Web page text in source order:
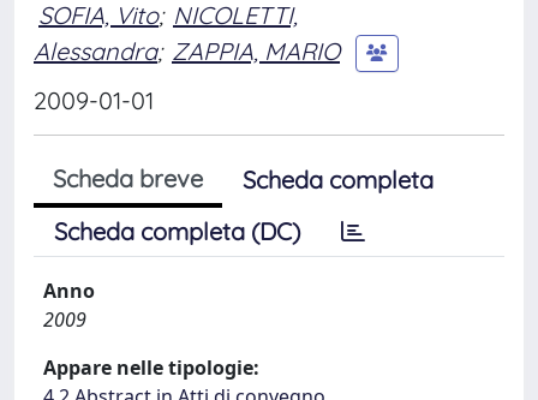
SOFIA, Vito; NICOLETTI,
Alessandra; ZAPPIA, MARIO
2009-01-01
Scheda breve
Scheda completa
Scheda completa (DC)
Anno
2009
Appare nelle tipologie: